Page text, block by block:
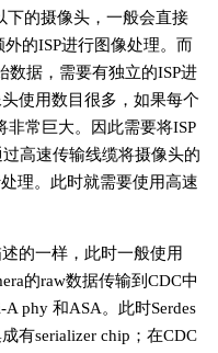
下的摄像头，一般会直接
的ISP进行图像处理。而
数据，需要有独立的ISP进
使用数目很多，如果每个
非常巨大。因此需要将ISP
高速传输线缆将摄像头的
理。此时就需要使用高速
的一样，此时一般使用
的raw数据传输到CDC中
phy 和ASA。此时Serdes
有serializer chip；在CDC